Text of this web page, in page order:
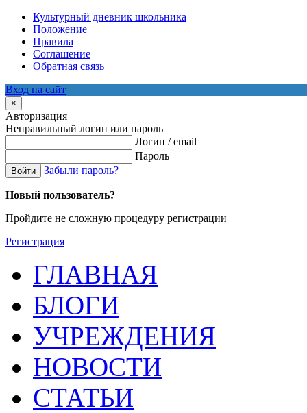
Культурный дневник школьника
Положение
Правила
Соглашение
Обратная связь
Вход на сайт
×
Авторизация
Неправильный логин или пароль
Логин / email
Пароль
Войти Забыли пароль?
Новый пользователь?
Пройдите не сложную процедуру регистрации
Регистрация
ГЛАВНАЯ
БЛОГИ
УЧРЕЖДЕНИЯ
НОВОСТИ
СТАТЬИ